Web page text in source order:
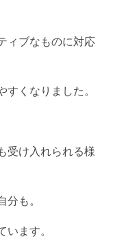
ィブなものに対応
すくなりました。
受け入れられる様
分も。
います。